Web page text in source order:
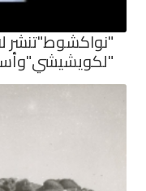
"نواكشوط"تنشر